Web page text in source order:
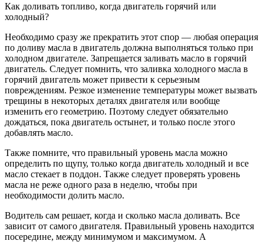
Как доливать топливо, когда двигатель горячий или
холодный?
Необходимо сразу же прекратить этот спор — любая операция
по доливу масла в двигатель должна выполняться только при
холодном двигателе. Запрещается заливать масло в горячий
двигатель. Следует помнить, что заливка холодного масла в
горячий двигатель может привести к серьезным
повреждениям. Резкое изменение температуры может вызвать
трещины в некоторых деталях двигателя или вообще
изменить его геометрию. Поэтому следует обязательно
дождаться, пока двигатель остынет, и только после этого
добавлять масло.
Также помните, что правильный уровень масла можно
определить по щупу, только когда двигатель холодный и все
масло стекает в поддон. Также следует проверять уровень
масла не реже одного раза в неделю, чтобы при
необходимости долить масло.
Водитель сам решает, когда и сколько масла доливать. Все
зависит от самого двигателя. Правильный уровень находится
посередине, между минимумом и максимумом. А